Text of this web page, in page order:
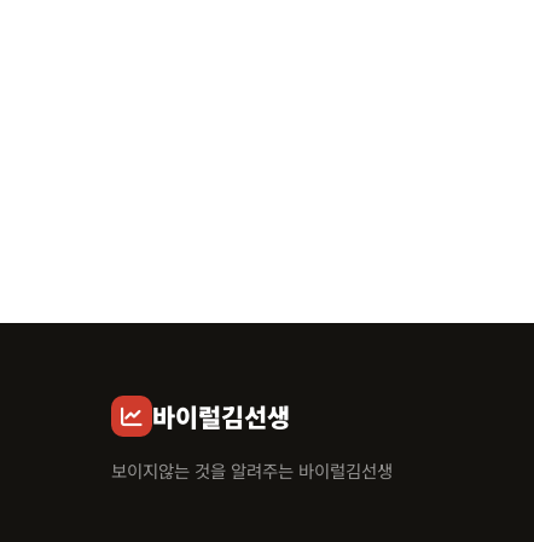
바이럴김선생
보이지않는 것을 알려주는 바이럴김선생